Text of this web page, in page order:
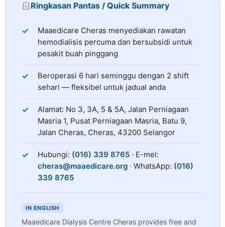
Ringkasan Pantas / Quick Summary
Maaedicare Cheras ialah pusat dialisis amal di
Perkhidmatan
Maaedicare Cheras menyediakan rawatan
hemodialisis percuma dan bersubsidi untuk
pesakit buah pinggang
Jadual Operasi
Beroperasi 6 hari seminggu dengan 2 shift
sehari — fleksibel untuk jadual anda
Alamat
Alamat: No 3, 3A, 5 & 5A, Jalan Perniagaan
Masria 1, Pusat Perniagaan Masria, Batu 9,
Jalan Cheras, Cheras, 43200 Selangor
Hubungi
Hubungi: (016) 339 8765 · E-mel:
cheras@maaedicare.org · WhatsApp: (016)
339 8765
IN ENGLISH
Maaedicare Dialysis Centre Cheras provides free and